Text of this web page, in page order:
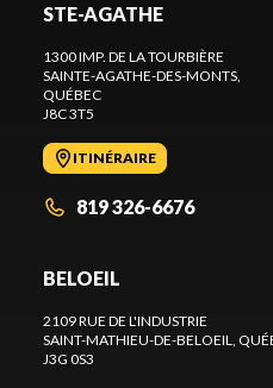
STE-AGATHE
1300 IMP. DE LA TOURBIÈRE
SAINTE-AGATHE-DES-MONTS
QUÉBEC
J8C 3T5
ITINÉRAIRE
819 326-6676
BELOEIL
2109 RUE DE L'INDUSTRIE
SAINT-MATHIEU-DE-BELOEIL
,
J3G 0S3